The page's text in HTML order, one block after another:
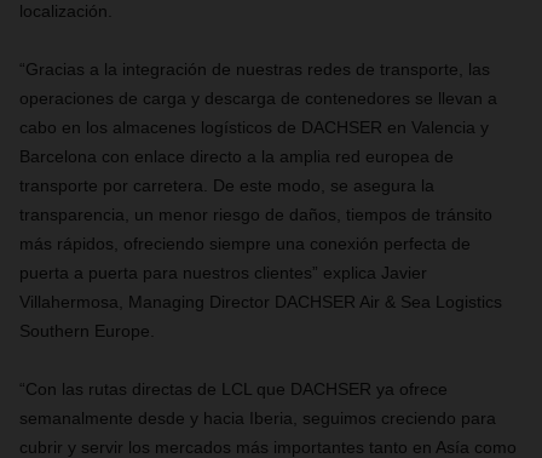
localización.
“Gracias a la integración de nuestras redes de transporte, las
operaciones de carga y descarga de contenedores se llevan a
cabo en los almacenes logísticos de DACHSER en Valencia y
Barcelona con enlace directo a la amplia red europea de
transporte por carretera. De este modo, se asegura la
transparencia, un menor riesgo de daños, tiempos de tránsito
más rápidos, ofreciendo siempre una conexión perfecta de
puerta a puerta para nuestros clientes” explica Javier
Villahermosa, Managing Director DACHSER Air & Sea Logistics
Southern Europe.
“Con las rutas directas de LCL que DACHSER ya ofrece
semanalmente desde y hacia Iberia, seguimos creciendo para
cubrir y servir los mercados más importantes tanto en Asía como